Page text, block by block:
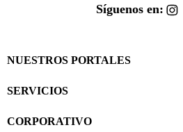
Síguenos en:
NUESTROS PORTALES
SERVICIOS
CORPORATIVO